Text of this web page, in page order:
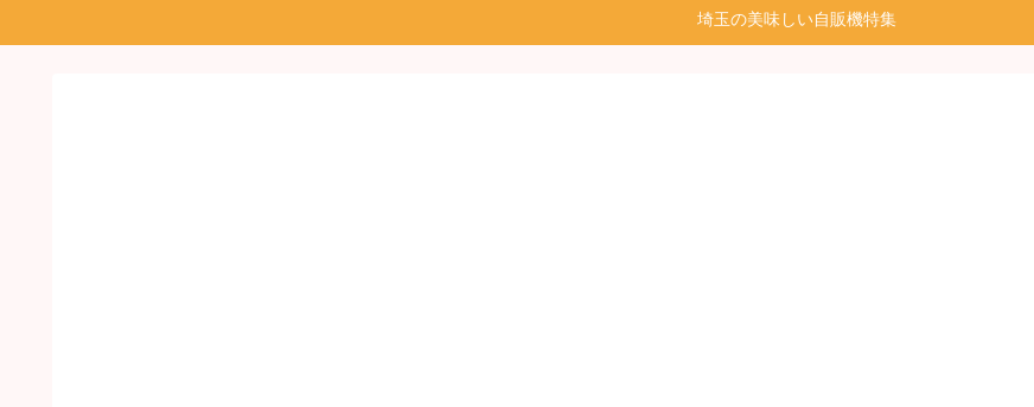
埼玉の美味しい自販機特集